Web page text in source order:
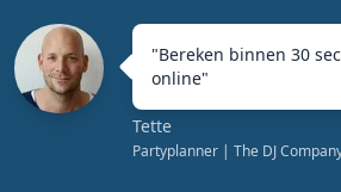
"Bereken binnen 30
online"
Tette
Partyplanner | The DJ